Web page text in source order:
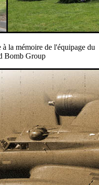
la mémoire de l'équipage du
Bomb Group